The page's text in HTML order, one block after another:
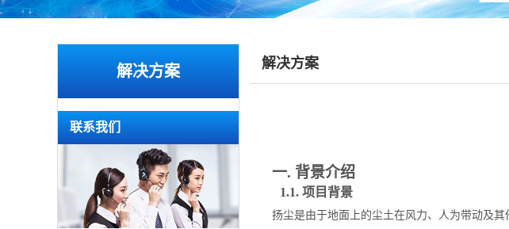
解决方案
联系我们
解决方案
一. 背景介绍
1.1. 项目背景
扬尘是由于地面上的尘土在风力、人为带动及